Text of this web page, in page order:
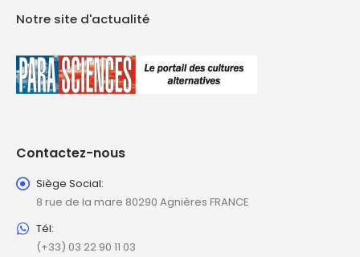
Notre site d'actualité
Contactez-nous
Siège Social:
8 rue de la mare 80290 Agnières FRANCE
Tél:
(+33) 03 22 90 11 03